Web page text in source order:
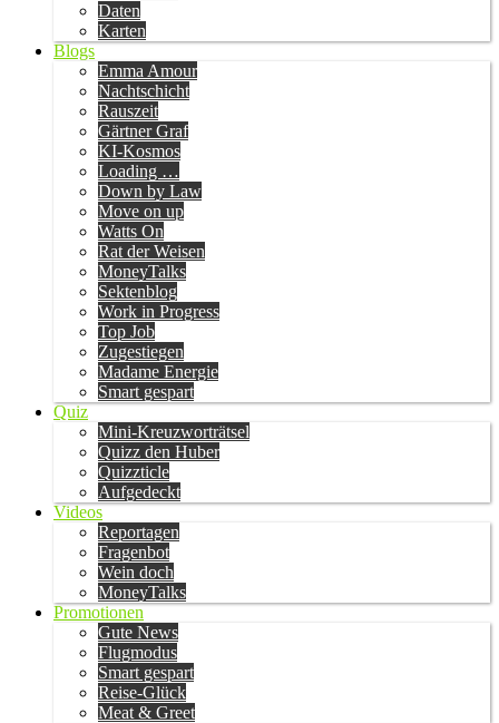
Daten
Karten
Blogs
Emma Amour
Nachtschicht
Rauszeit
Gärtner Graf
KI-Kosmos
Loading …
Down by Law
Move on up
Watts On
Rat der Weisen
MoneyTalks
Sektenblog
Work in Progress
Top Job
Zugestiegen
Madame Energie
Smart gespart
Quiz
Mini-Kreuzworträtsel
Quizz den Huber
Quizzticle
Aufgedeckt
Videos
Reportagen
Fragenbot
Wein doch
MoneyTalks
Promotionen
Gute News
Flugmodus
Smart gespart
Reise-Glück
Meat & Greet